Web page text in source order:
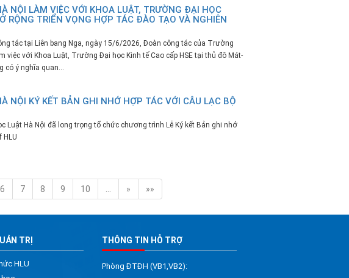
NỘI LÀM VIỆC VỚI KHOA LUẬT, TRƯỜNG ĐẠI HỌC
RỘNG TRIỂN VỌNG HỢP TÁC ĐÀO TẠO VÀ NGHIÊN
tác tại Liên bang Nga, ngày 15/6/2026, Đoàn công tác của Trường
việc với Khoa Luật, Trường Đại học Kinh tế Cao cấp HSE tại thủ đô Mát-
có ý nghĩa quan...
NỘI KÝ KẾT BẢN GHI NHỚ HỢP TÁC VỚI CÂU LẠC BỘ
Luật Hà Nội đã long trọng tổ chức chương trình Lễ Ký kết Bản ghi nhớ
HLU
6 7 8 9 10 » »»
TRỊ
HLU
THÔNG TIN HỖ TRỢ
Phòng ĐTĐH (VB1,VB2):